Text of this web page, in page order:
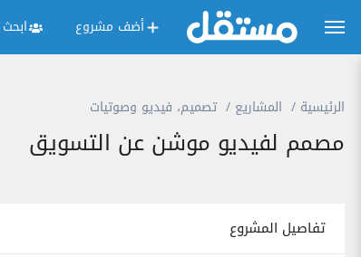
أضف مشروع
الرئيسية المشاريع تصميم، فيديو وصوتيات
مصمم لفيديو موشن عن التسويق
تفاصيل المشروع